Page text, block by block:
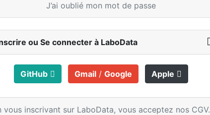
J’ai oublié mon mot de passe
ou Se connecter à LaboData
GitHub Gmail /Google Apple
vous inscrivant sur LaboData,vous acceptez nos CGV.